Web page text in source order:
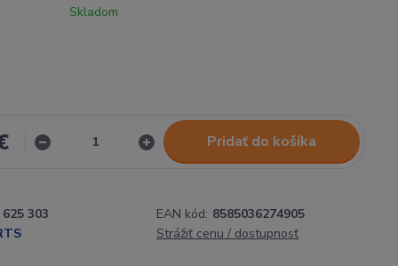
Skladom
Pridať do košíka
625 303 EAN kód: 8585036274905
Strážiť cenu / dostupnosť